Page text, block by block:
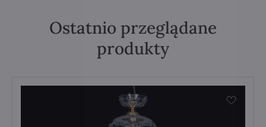
Ostatnio przeglądane
produkty